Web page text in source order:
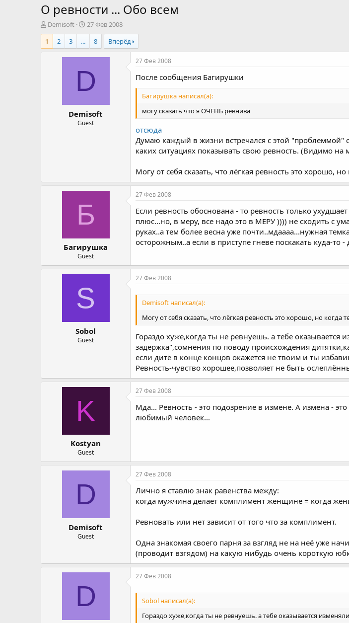
О ревности ... Обо всем
А
в
т
о
Demisoft
Д
а
а
н
ч
а
а
27 Фев 2008
1
2 3 ... 8 Вперёд
D
Demisoft
Guest
27 Фев 2008
После сообщения Багирушки
Багирушка написал(а):
могу сказать что я ОЧЕНЬ ревнива
отсюда
Думаю каждый в жизни встречался с этой
каких ситуациях показывать свою ревность. (Видимо
Могу от себя сказать, что лёгкая ревность это хорошо,
Б
Багирушка
Guest
27 Фев 2008
Если ревность обоснована - то ревность только
плюс...но, в меру, все надо это в МЕРУ )))) не сходить с
руках..а тем более весна уже почти..мдаааа...нужная
осторожным..а если в приступе гневе поскакать куда-
S
Sobol
Guest
27 Фев 2008
Demisoft написал(а):
Могу от себя сказать, что лёгкая ревность это хорошо, но
Гораздо хуже,когда ты не ревнуешь. а тебе
задержка",сомнения по поводу происхождения
если дитё в конце концов окажется не твоим и ты
Ревность-чувство хорошее,позволяет не быть
K
Kostyan
Guest
27 Фев 2008
Мда... Ревность - это подозрение в измене. А измена -
любимый человек...
D
Demisoft
Guest
27 Фев 2008
Лично я ставлю знак равенства между:
когда мужчина делает комплимент женщине = когда
Ревновать или нет зависит от того что за комплимент.
Одна знакомая своего парня за взгляд не на неё уже
(проводит взгядом) на какую нибудь очень короткую
D
27 Фев 2008
Sobol написал(а):
Гораздо хуже,когда ты не ревнуешь. а тебе оказывается